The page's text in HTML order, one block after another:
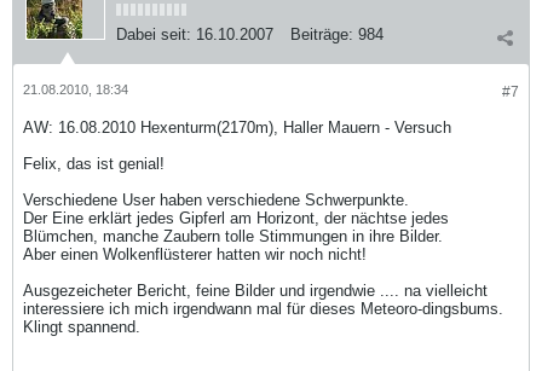
Dabei seit: 16.10.2007 Beiträge: 984
#7
21.08.2010, 18:34
AW: 16.08.2010 Hexenturm(2170m), Haller Mauern - Versuch
Felix, das ist genial!
Verschiedene User haben verschiedene Schwerpunkte.
Der Eine erklärt jedes Gipferl am Horizont, der nächtse jedes
Blümchen, manche Zaubern tolle Stimmungen in ihre Bilder.
Aber einen Wolkenflüsterer hatten wir noch nicht!
Ausgezeicheter Bericht, feine Bilder und irgendwie .... na vielleicht
interessiere ich mich irgendwann mal für dieses Meteoro-dingsbums.
Klingt spannend.